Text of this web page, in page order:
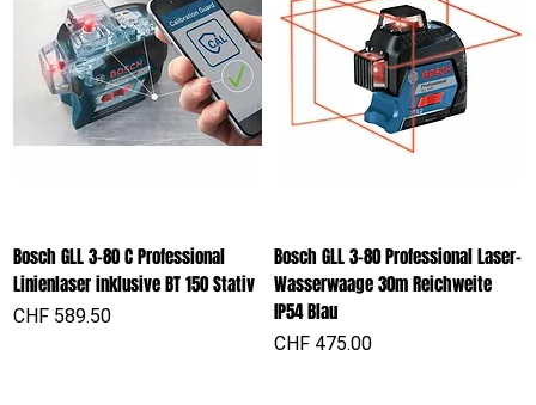
Bosch GLL 3-80 C Professional
Linienlaser inklusive BT 150 Stativ
Preis
CHF 589.50
Bosch GLL 3-80 Professional Laser-
Wasserwaage 30m Reichweite
IP54 Blau
Preis
CHF 475.00